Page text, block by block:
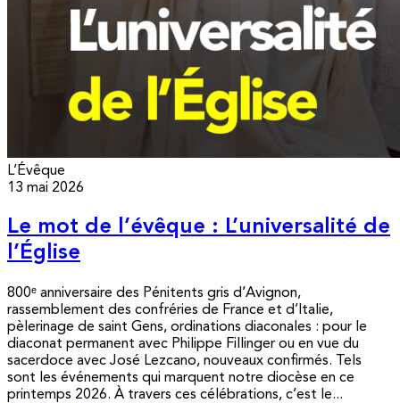
L’Évêque
13 mai 2026
Le mot de l’évêque : L’universalité de
l’Église
800ᵉ anniversaire des Pénitents gris d’Avignon,
rassemblement des confréries de France et d’Italie,
pèlerinage de saint Gens, ordinations diaconales : pour le
diaconat permanent avec Philippe Fillinger ou en vue du
sacerdoce avec José Lezcano, nouveaux confirmés. Tels
sont les événements qui marquent notre diocèse en ce
printemps 2026. À travers ces célébrations, c’est le...